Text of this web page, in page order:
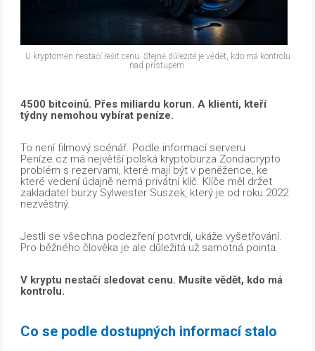
U kryptoměn nestačí řešit cenu. Stejně důležité je vědět, kdo má kontrolu
nad přístupem.
4500 bitcoinů. Přes miliardu korun. A klienti, kteří
týdny nemohou vybírat peníze.
To není filmový scénář. Podle informací serveru
Peníze.cz má největší polská kryptoburza Zondacrypto
problém s rezervami, které mají být v peněžence, ke
které vedení údajně nemá privátní klíč. Klíče měl držet
zakladatel burzy Sylwester Suszek, který je od roku 2022
nezvěstný.
Jestli se všechna podezření potvrdí, ukáže vyšetřování.
Pro běžného člověka je ale důležitá už samotná pointa.
V kryptu nestačí sledovat cenu. Musíte vědět, kdo má
kontrolu.
Co se podle dostupných informací stalo